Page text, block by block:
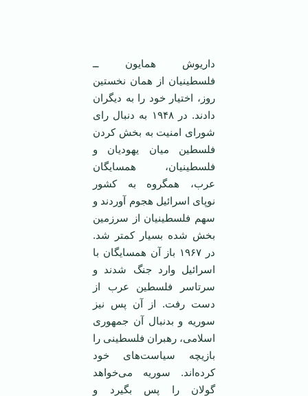
داریوش همایون ــ
فلسطینیان از‌‌ همان نخستین
روز، اختیار خود را به دیگران
دادند. در ۱۹۴۸ به دنبال رای
شورای امنیت به بخش کردن
فلسطین میان یهودیان و
فلسطینیان، همسایگان
عرب، همگروه به کشور
نوپای اسرائیل هجوم آوردند و
سهم فلسطینیان از سرزمین
بخش شده بسیار کمتر شد.
در ۱۹۶۷ باز آن همسایگان با
اسرائیل وارد جنگ شدند و
سرتاسر فلسطین عرب از
دست رفت. از آن پس نیز
سوریه و بدنبال آن جمهوری
اسلامی، رهبران فلسطینی را
بازیچه سیاست‌های خود
کرده‌اند. سوریه می‌خواهد
گولان را پس بگیرد و